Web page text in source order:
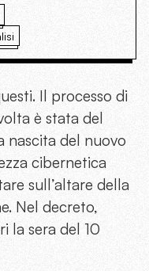
Il processo di
è stata del
nascita del nuovo
cibernetica
sull’altare della
Nel decreto,
la sera del 10